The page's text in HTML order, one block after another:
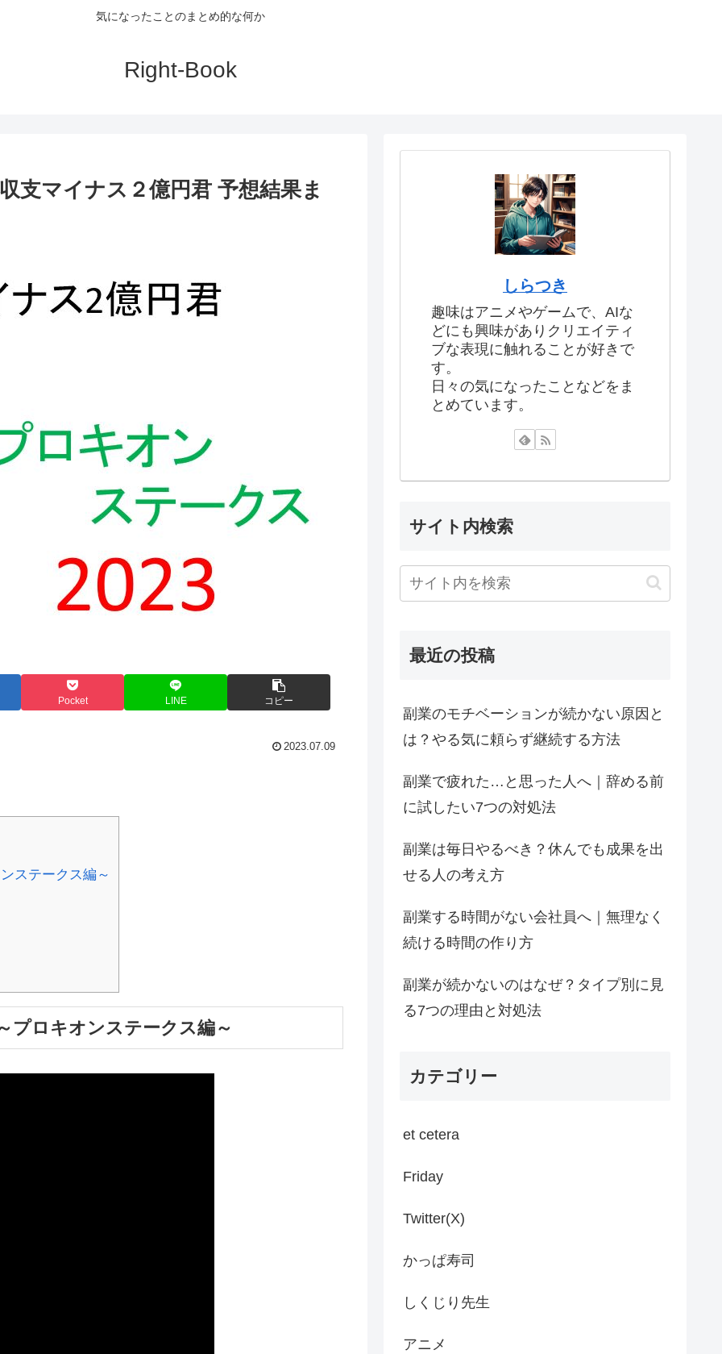
気になったことのまとめ的な何か
Right-Book
支マイナス２億円君 予想結果ま
Pocket LINE コピー
2023.07.09
ステークス編～
プロキオンステークス編～
しらつき
趣味はアニメやゲームで、AIな
どにも興味がありクリエイティ
ブな表現に触れることが好きで
す。
日々の気になったことなどをま
とめています。
サイト内検索
最近の投稿
副業のモチベーションが続かない原因と
は？やる気に頼らず継続する方法
副業で疲れた…と思った人へ｜辞める前
に試したい7つの対処法
副業は毎日やるべき？休んでも成果を出
せる人の考え方
副業する時間がない会社員へ｜無理なく
続ける時間の作り方
副業が続かないのはなぜ？タイプ別に見
る7つの理由と対処法
カテゴリー
et cetera
Friday
Twitter(X)
かっぱ寿司
しくじり先生
アニメ